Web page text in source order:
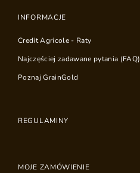
INFORMACJE
Credit Agricole - Raty
Najczęściej zadawane pytania (FAQ)
Poznaj GrainGold
REGULAMINY
MOJE ZAMÓWIENIE